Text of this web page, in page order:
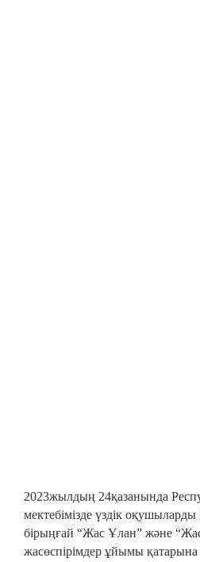
2023жылдың 24қазанында
мектебімізде үздік
бірыңғай “Жас Ұлан” және
жасөспірімдер ұйымы қатарына